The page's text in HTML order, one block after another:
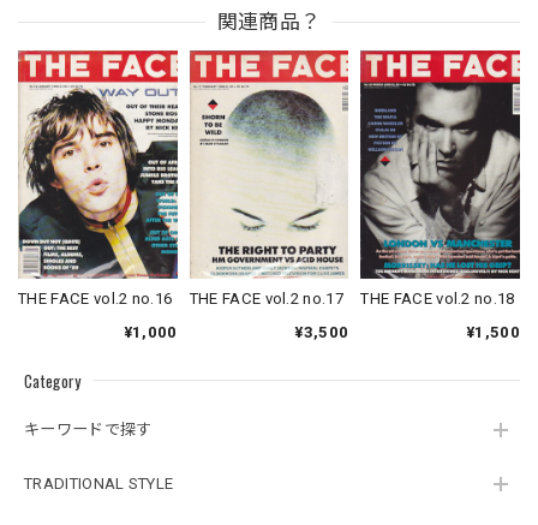
Category
キーワードで探す
TRADITIONAL STYLE
関連商品？
THE FACE vol.2 no.16
¥1,000
THE FACE vol.2 no.17
¥3,500
THE FACE vol.2 no.18
¥1,500